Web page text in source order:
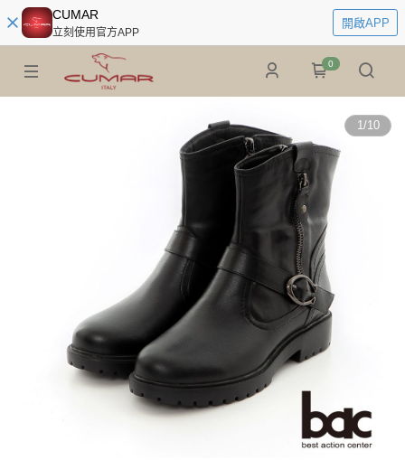
CUMAR
立刻使用官方APP
開啟APP
0
1/10